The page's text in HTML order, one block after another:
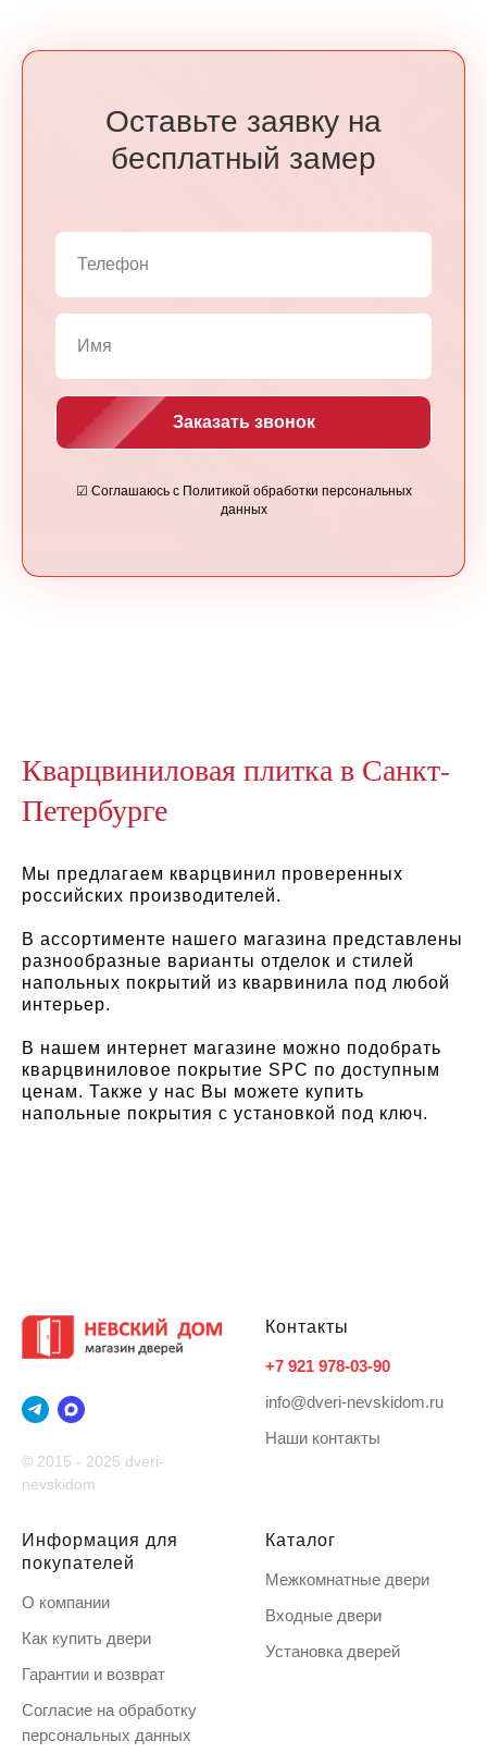
Оставьте заявку на
бесплатный замер
Заказать звонок
☑ Соглашаюсь с Политикой обработки персональных
данных
Кварцвиниловая плитка в Санкт-
Петербурге
Мы предлагаем кварцвинил проверенных
российских производителей.
В ассортименте нашего магазина представлены
разнообразные варианты отделок и стилей
напольных покрытий из кварвинила под любой
интерьер.
В нашем интернет магазине можно подобрать
кварцвиниловое покрытие SPC по доступным
ценам. Также у нас Вы можете купить
напольные покрытия с установкой под ключ.
© 2015 - 2025 dveri-
nevskidom
Контакты
+7 921 978-03-90
info@dveri-nevskidom.ru
Наши контакты
Информация для
покупателей
О компании
Как купить двери
Гарантии и возврат
Согласие на обработку
персональных данных
Каталог
Межкомнатные двери
Входные двери
Установка дверей